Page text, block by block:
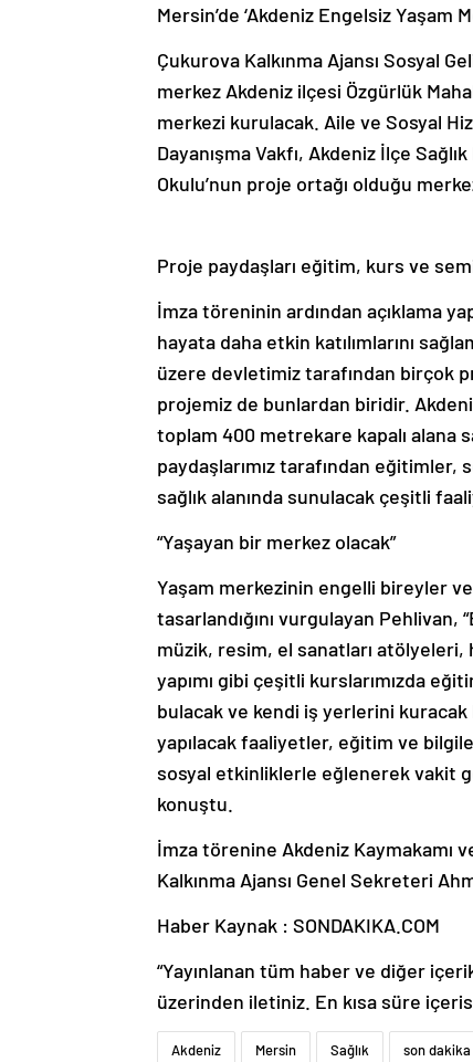
Mersin’de ‘Akdeniz Engelsiz Yaşam
Çukurova Kalkınma Ajansı Sosyal
merkez Akdeniz ilçesi Özgürlük
merkezi kurulacak. Aile ve Sosyal
Dayanışma Vakfı, Akdeniz İlçe
Okulu’nun proje ortağı olduğu
Proje paydaşları eğitim, kurs ve
İmza töreninin ardından açıklama
hayata daha etkin katılımlarını
üzere devletimiz tarafından birçok
projemiz de bunlardan biridir.
toplam 400 metrekare kapalı alana
paydaşlarımız tarafından
sağlık alanında sunulacak çeşitli
“Yaşayan bir merkez olacak”
Yaşam merkezinin engelli bireyler
tasarlandığını vurgulayan Pehlivan,
müzik, resim, el sanatları atölyeleri,
yapımı gibi çeşitli kurslarımızda
bulacak ve kendi iş yerlerini
yapılacak faaliyetler, eğitim ve
sosyal etkinliklerle eğlenerek vakit
konuştu.
İmza törenine Akdeniz Kaymakamı
Kalkınma Ajansı Genel Sekreteri
Haber Kaynak : SONDAKIKA.COM
“Yayınlanan tüm haber ve diğer
üzerinden iletiniz. En kısa süre
Akdeniz Mersin Sağlık son dakika